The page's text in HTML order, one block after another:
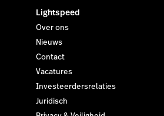
Lightspeed
Over ons
Nieuws
Contact
Vacatures
Investeerdersrelaties
Juridisch